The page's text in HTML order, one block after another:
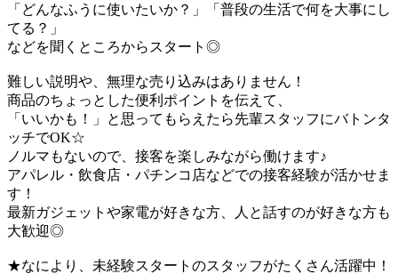
「どんなふうに使いたいか？」「普段の生活で何を大事にし
てる？」
などを聞くところからスタート◎
難しい説明や、無理な売り込みはありません！
商品のちょっとした便利ポイントを伝えて、
「いいかも！」と思ってもらえたら先輩スタッフにバトンタ
ッチでOK☆
ノルマもないので、接客を楽しみながら働けます♪
アパレル・飲食店・パチンコ店などでの接客経験が活かせま
す！
最新ガジェットや家電が好きな方、人と話すのが好きな方も
大歓迎◎
★なにより、未経験スタートのスタッフがたくさん活躍中！